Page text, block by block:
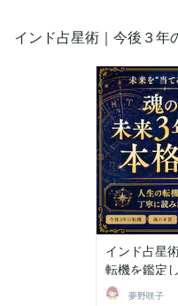
インド占星術｜今後３年
インド占星
転機を鑑定
夢野咲子